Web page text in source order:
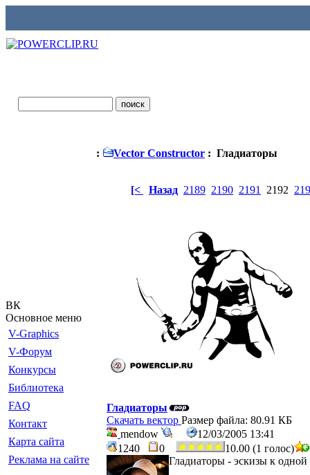
ВК
Основное меню
V-Graphics
V-Форум
Конкурсы
Библиотека
FAQ
Контакт
Карта сайта
Реклама на сайте
: Vector Constructor : Гладиаторы
[< Назад 2189 2190 2191 2192
Гладиаторы
Скачать вектор Размер файла: 80.91 КБ
mendow
12/03/2005 13:41
1240
0
10.00 (1 голос)
Гладиаторы - эскизы к одной